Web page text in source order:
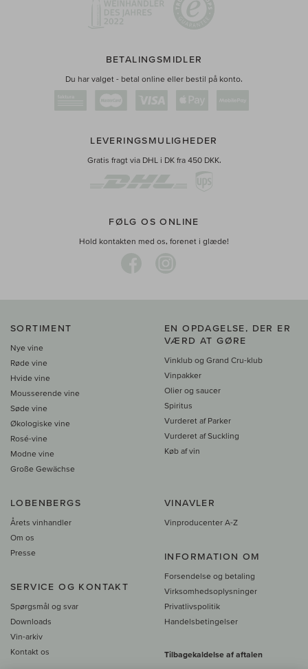
BETALINGSMIDLER
Du har valget - betal online eller bestil på konto.
LEVERINGSMULIGHEDER
Gratis fragt via DHL i DK fra 450 DKK.
FØLG OS ONLINE
Hold kontakten med os, forenet i glæde!
SORTIMENT
Nye vine
Røde vine
Hvide vine
Mousserende vine
Søde vine
Økologiske vine
Rosé-vine
Modne vine
Große Gewächse
EN OPDAGELSE, DER ER
VÆRD AT GØRE
Vinklub og Grand Cru-klub
Vinpakker
Olier og saucer
Spiritus
Vurderet af Parker
Vurderet af Suckling
Køb af vin
LOBENBERGS
Årets vinhandler
Om os
Presse
SERVICE OG KONTAKT
Spørgsmål og svar
Downloads
Vin-arkiv
Kontakt os
VINAVLER
Vinproducenter A-Z
INFORMATION OM
Forsendelse og betaling
Virksomhedsoplysninger
Privatlivspolitik
Handelsbetingelser
Tilbagekaldelse af aftalen